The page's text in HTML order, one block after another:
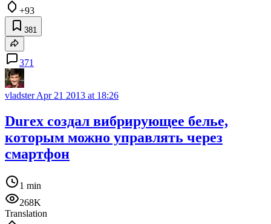
+93
381
371
vladsterApr 21 2013 at 18:26
Durex создал вибрирующее белье,
которым можно управлять через
смартфон
1 min
268K
Translation